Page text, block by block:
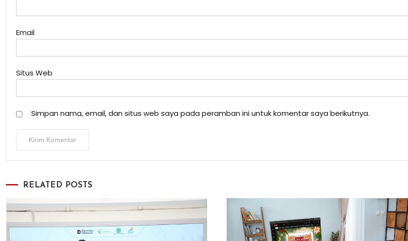
Email
Situs Web
Simpan nama, email, dan situs web saya pada peramban ini untuk komentar saya berikutnya.
RELATED POSTS